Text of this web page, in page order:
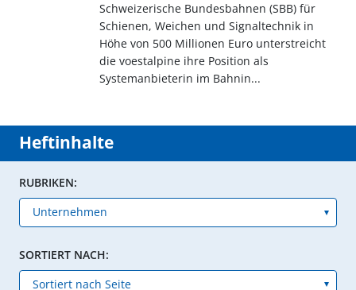
Schweizerische Bundesbahnen (SBB) für
Schienen, Weichen und Signaltechnik in
Höhe von 500 Millionen Euro unterstreicht
die voestalpine ihre Position als
Systemanbieterin im Bahnin...
Heftinhalte
RUBRIKEN:
SORTIERT NACH: